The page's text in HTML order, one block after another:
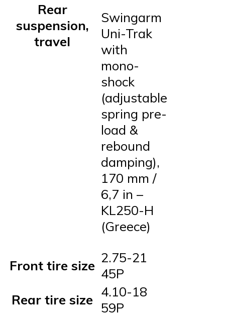
Rear
suspension,
travel
Swingarm
Uni-Trak
with
mono-
shock
(adjustable
spring pre-
load &
rebound
damping),
170 mm /
6,7 in –
KL250-H
(Greece)
Front tire size 2.75-21
45P
Rear tire size 4.10-18
59P